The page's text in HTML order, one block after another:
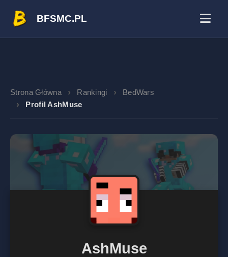
BFSMC.PL
Strona Główna Rankingi
BedWars
Profil AshMuse
AshMuse